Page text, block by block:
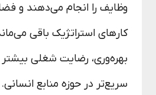
وظایف را انجام می‌دهند و
کارهای استراتژیک باقی
بهره‌وری، رضایت شغلی
سریع‌تر در حوزه منابع انسانی.